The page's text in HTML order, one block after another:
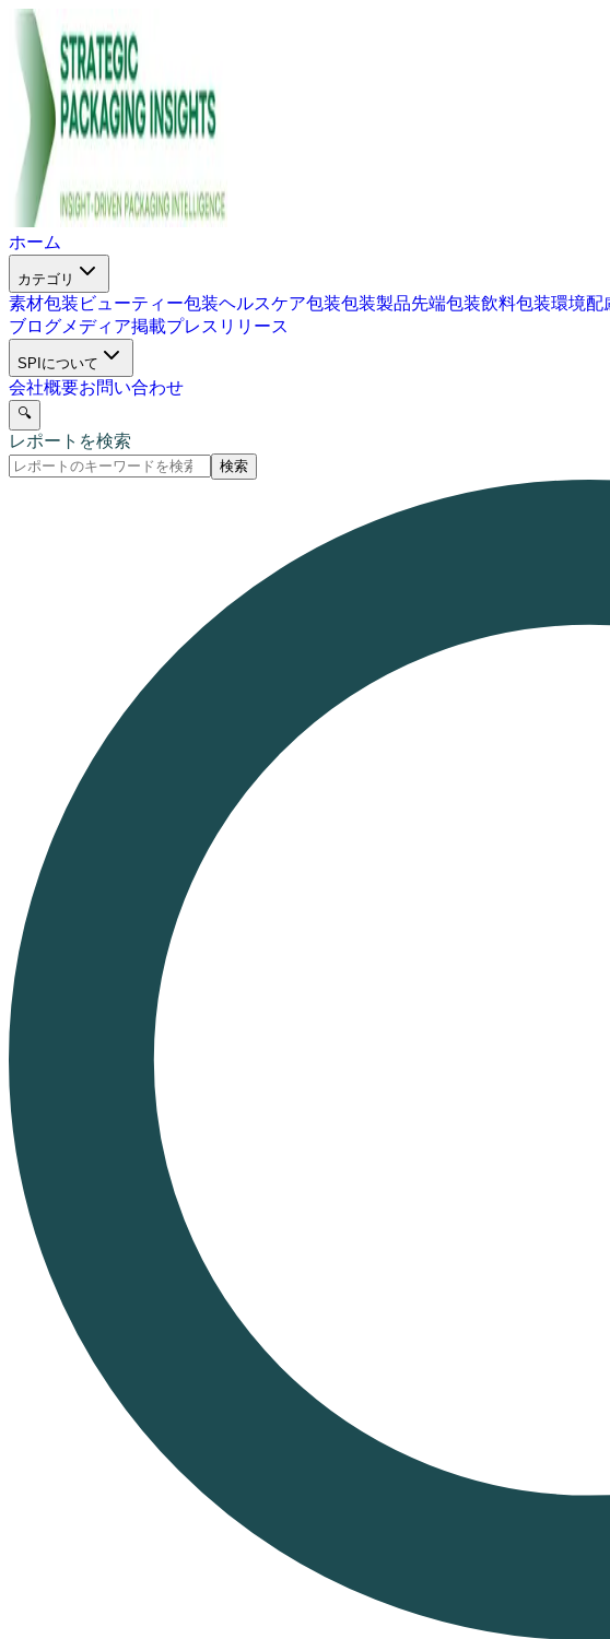
ホーム
カテゴリ
素材包装 ビューティー包装ヘルスケア包装包装製品先端包装飲料包装環境配
ブログメディア掲載プレスリリース
SPIについて
会社概要お問い合わせ
🔍
レポートを検索
検索